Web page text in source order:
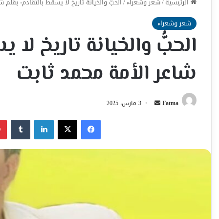
شعر وشعراء
شاعر الأمة محمد ثابت
Fatma
أرسل 3 مارس، 2025
فيسبوك‫X لينكدإن